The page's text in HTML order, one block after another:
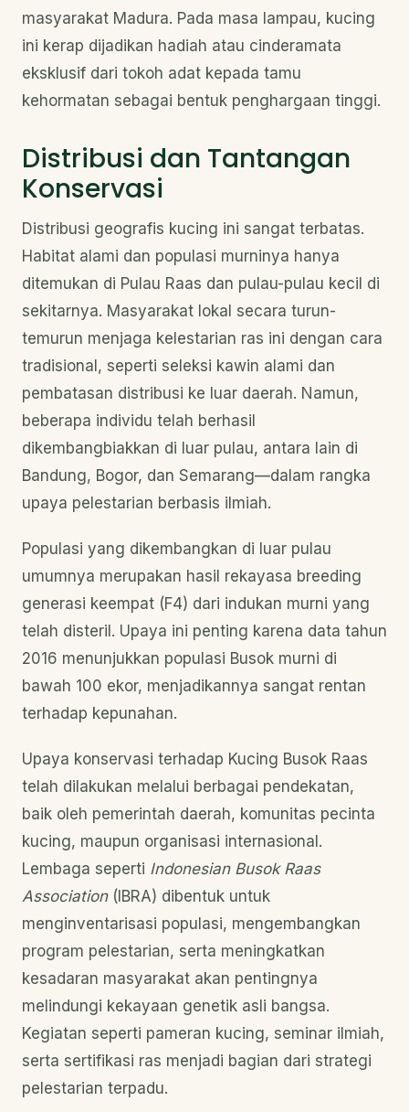
masyarakat Madura. Pada masa lampau, kucing
ini kerap dijadikan hadiah atau cinderamata
eksklusif dari tokoh adat kepada tamu
kehormatan sebagai bentuk penghargaan tinggi.
Distribusi dan Tantangan
Konservasi
Distribusi geografis kucing ini sangat terbatas.
Habitat alami dan populasi murninya hanya
ditemukan di Pulau Raas dan pulau-pulau kecil di
sekitarnya. Masyarakat lokal secara turun-
temurun menjaga kelestarian ras ini dengan cara
tradisional, seperti seleksi kawin alami dan
pembatasan distribusi ke luar daerah. Namun,
beberapa individu telah berhasil
dikembangbiakkan di luar pulau, antara lain di
Bandung, Bogor, dan Semarang—dalam rangka
upaya pelestarian berbasis ilmiah.
Populasi yang dikembangkan di luar pulau
umumnya merupakan hasil rekayasa breeding
generasi keempat (F4) dari indukan murni yang
telah disteril. Upaya ini penting karena data tahun
2016 menunjukkan populasi Busok murni di
bawah 100 ekor, menjadikannya sangat rentan
terhadap kepunahan.
Upaya konservasi terhadap Kucing Busok Raas
telah dilakukan melalui berbagai pendekatan,
baik oleh pemerintah daerah, komunitas pecinta
kucing, maupun organisasi internasional.
Lembaga seperti Indonesian Busok Raas
Association(IBRA) dibentuk untuk
menginventarisasi populasi, mengembangkan
program pelestarian, serta meningkatkan
kesadaran masyarakat akan pentingnya
melindungi kekayaan genetik asli bangsa.
Kegiatan seperti pameran kucing, seminar ilmiah,
serta sertifikasi ras menjadi bagian dari strategi
pelestarian terpadu.